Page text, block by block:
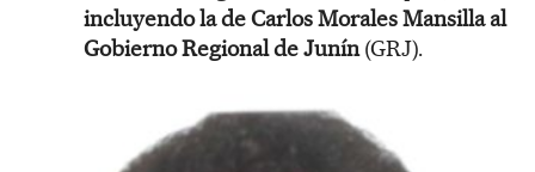
incluyendo la de Carlos Morales Mansilla al
Gobierno Regional de Junín(GRJ).